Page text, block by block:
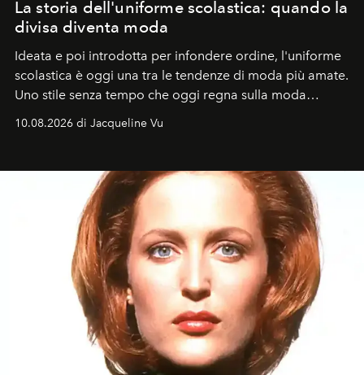
La storia dell'uniforme scolastica: quando la
divisa diventa moda
Ideata e poi introdotta per infondere ordine, l'uniforme
scolastica è oggi una tra le tendenze di moda più amate.
Uno stile senza tempo che oggi regna sulla moda
10.08.2026 di Jacqueline Vu